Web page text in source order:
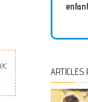
ARTICLES